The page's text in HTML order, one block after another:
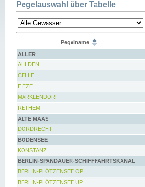
Pegelauswahl über Tabelle
Pegelname
ALLER
AHLDEN
CELLE
EITZE
MARKLENDORF
RETHEM
ALTE MAAS
DORDRECHT
BODENSEE
KONSTANZ
BERLIN-SPANDAUER-SCHIFFFAHRTSKANAL
BERLIN-PLÖTZENSEE OP
BERLIN-PLÖTZENSEE UP